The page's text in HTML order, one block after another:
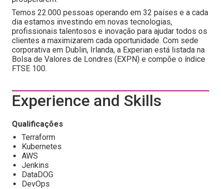
Temos 22.000 pessoas operando em 32 países e a cada
dia estamos investindo em novas tecnologias,
profissionais talentosos e inovação para ajudar todos os
clientes a maximizarem cada oportunidade. Com sede
corporativa em Dublin, Irlanda, a Experian está listada na
Bolsa de Valores de Londres (EXPN) e compõe o índice
FTSE 100.
Experience and Skills
Qualificações
Terraform
Kubernetes
AWS
Jenkins
DataDOG
DevOps